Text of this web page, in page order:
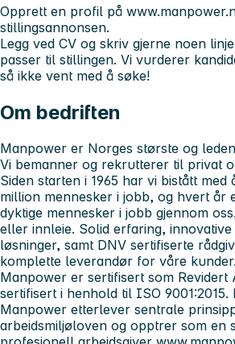
Opprett en profil på
stillingsannonsen.
Legg ved CV og skriv gjerne noen
passer til stillingen. Vi vurderer
så ikke vent med å søke!
Om bedriften
Manpower er Norges største og
Vi bemanner og rekrutterer til privat
Siden starten i 1965 har vi bistått
million mennesker i jobb, og hvert år
dyktige mennesker i jobb gjennom
eller innleie. Solid erfaring,
løsninger, samt DNV sertifiserte
komplette leverandør for våre kunder.
Manpower er sertifisert som Revidert
sertifisert i henhold til ISO
Manpower etterlever sentrale
arbeidsmiljøloven og opptrer som en